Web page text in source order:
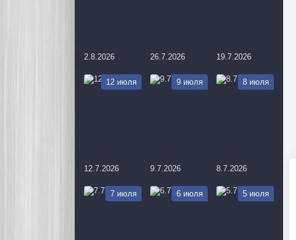
2.8.2026 26.7.2026 19.7.2026
12 июля
12.7.2026
9 июля
9.7.2026
8 июля
8.7.2026
7 июля 6 июля 5 июля